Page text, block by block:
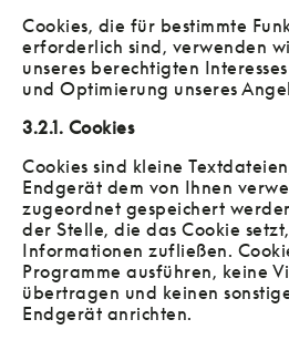
Cookies, die für bestimmte
erforderlich sind, verwenden
unseres berechtigten
und Optimierung unseres
3.2.1. Cookies
Cookies sind kleine
Endgerät dem von Ihnen
zugeordnet gespeichert
der Stelle, die das Cookie
Informationen zufließen.
Programme ausführen, keine
übertragen und keinen
Endgerät anrichten.